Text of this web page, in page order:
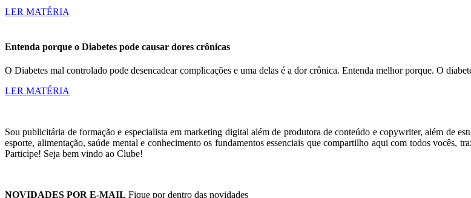
LER MATÉRIA
Entenda porque o Diabetes pode causar dores crônicas
O Diabetes mal controlado pode desencadear complicações e uma delas é a dor crônica. Entenda melhor porque. O
LER MATÉRIA
Sou publicitária de formação e especialista em marketing digital além de produtora de conteúdo e copywriter, além de
esporte, alimentação, saúde mental e conhecimento os fundamentos essenciais que compartilho aqui com todos vocês,
Participe! Seja bem vindo ao Clube!
NOVIDADES POR E-MAIL Fique por dentro das novidades